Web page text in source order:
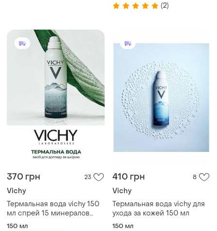
(2)
370 грн 23
Vichy
Термальная вода vichy 150
мл спрей 15 минералов
виши
150 мл
410 грн 8
Vichy
Термальная вода vichy для
ухода за кожей 150 мл
150 мл